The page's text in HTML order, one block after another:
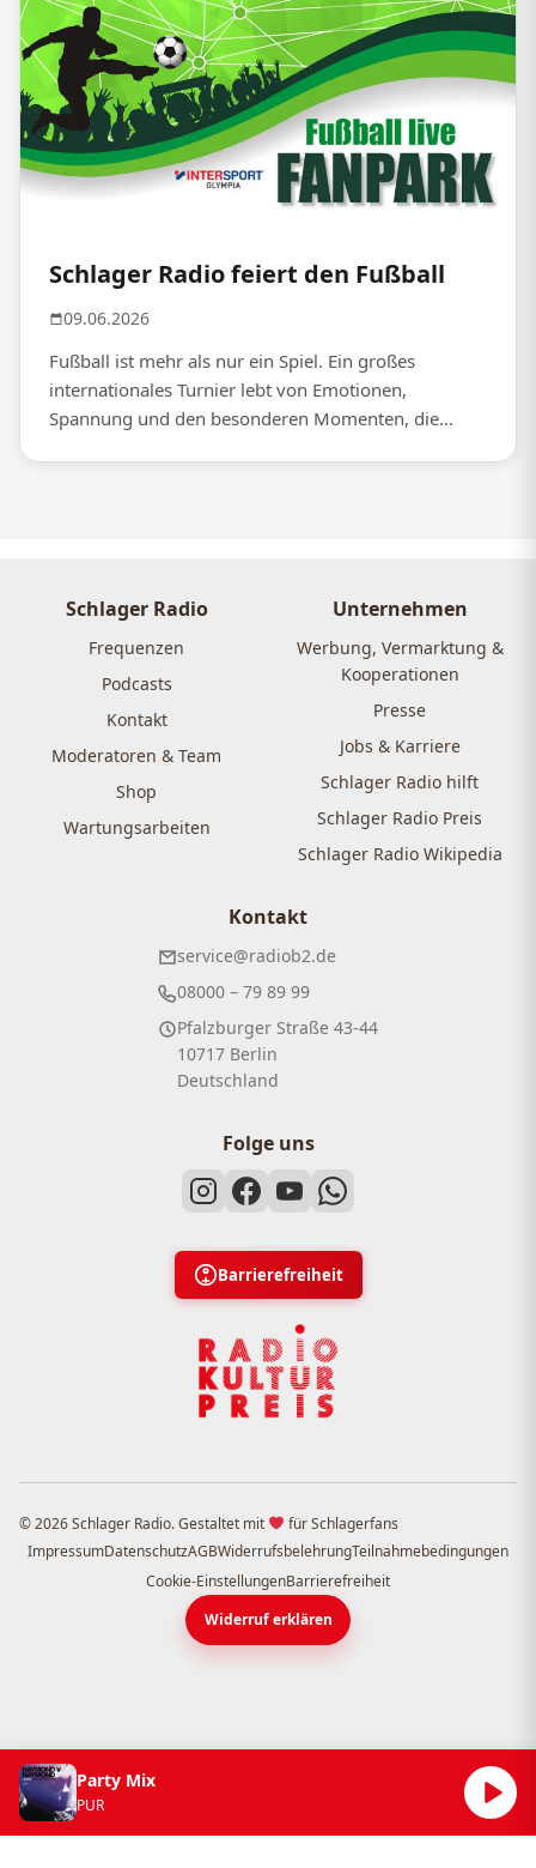
Schlager Radio feiert den Fußball
09.06.2026
Fußball ist mehr als nur ein Spiel. Ein großes
internationales Turnier lebt von Emotionen,
Spannung und den besonderen Momenten, die...
Schlager Radio
Frequenzen
Podcasts
Kontakt
Moderatoren & Team
Shop
Wartungsarbeiten
Unternehmen
Werbung, Vermarktung &
Kooperationen
Presse
Jobs & Karriere
Schlager Radio hilft
Schlager Radio Preis
Schlager Radio Wikipedia
Kontakt
service@radiob2.de
08000 – 79 89 99
Pfalzburger Straße 43-44
10717 Berlin
Deutschland
Folge uns
Barrierefreiheit
© 2026 Schlager Radio. Gestaltet mit
für Schlagerfans
ImpressumDatenschutzAGBWiderrufsbelehrungTeilnahmebedingungen
Cookie-EinstellungenBarrierefreiheit
Widerruf erklären
Party Mix
PUR